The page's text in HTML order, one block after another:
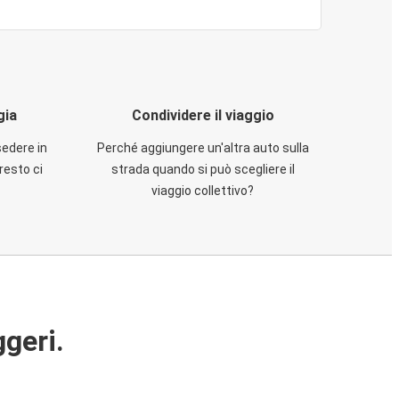
in
ci
Condividere il viaggio
Perché aggiungere un'altra auto sulla
strada quando si può scegliere il
viaggio collettivo?